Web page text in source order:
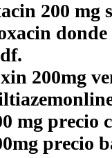
200 mg
200mg
mg precio
precio